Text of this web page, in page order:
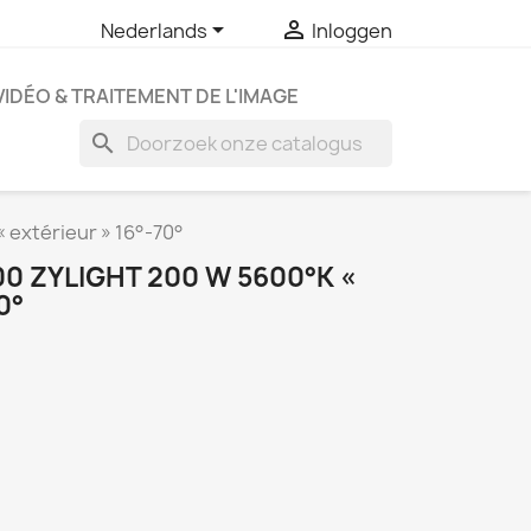
Nederlands  Inloggen
& TRAITEMENT DE L'IMAGE
search
extérieur » 16°-70°
ZYLIGHT 200 W 5600°K «